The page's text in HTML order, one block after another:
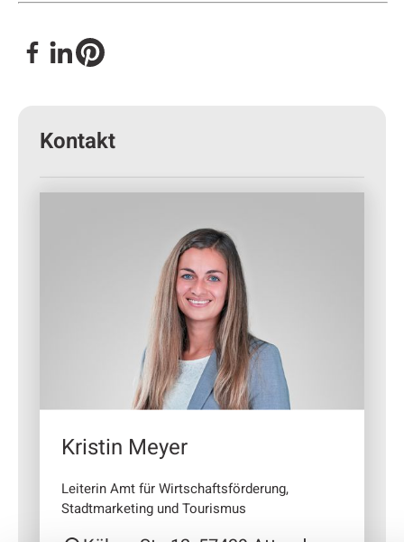
Kontakt
Kristin Meyer
Leiterin Amt für Wirtschaftsförderung,
Stadtmarketing und Tourismus